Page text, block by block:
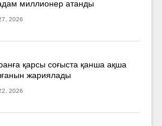
миллионер атанды
2026
қарсы соғыста қанша ақша
жариялады
2026